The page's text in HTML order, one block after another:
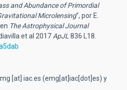
and Abundance of Primordial
Microlensing”, por E.
The Astrophysical Journal
et al 2017 ApJL 836 L18.
[at] iac.es (emg[at]iac[dot]es) y